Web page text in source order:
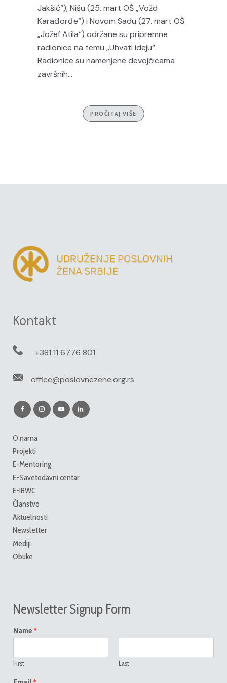
Jakšić“), Nišu (25. mart OŠ „Vožd
Karađorđe“) i Novom Sadu (27. mart OŠ
„Jožef Atila“) održane su pripremne
radionice na temu „Uhvati ideju“.
Radionice su namenjene devojčicama
završnih...
PROČITAJ VIŠE
Kontakt
+381 11 6776 801
office@poslovnezene.org.rs
O nama
Projekti
E-Mentoring
E-Savetodavni centar
E-IBWC
Članstvo
Aktuelnosti
Newsletter
Mediji
Obuke
Newsletter Signup Form
Name *
First Last